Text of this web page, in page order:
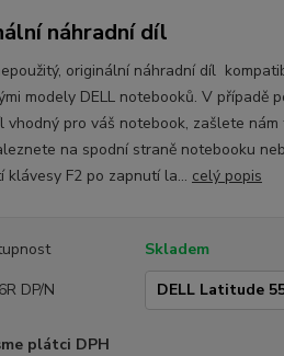
náhradní díl
originální náhradní díl
modely DELL notebooků. V případě
vhodný pro váš notebook, zašlete nám
na spodní straně notebooku
klávesy F2 po zapnutí la... celý popis
Skladem
DP/N
plátci DPH